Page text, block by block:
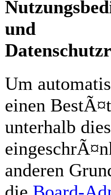
und
Um
einen
unterhalb
anderen